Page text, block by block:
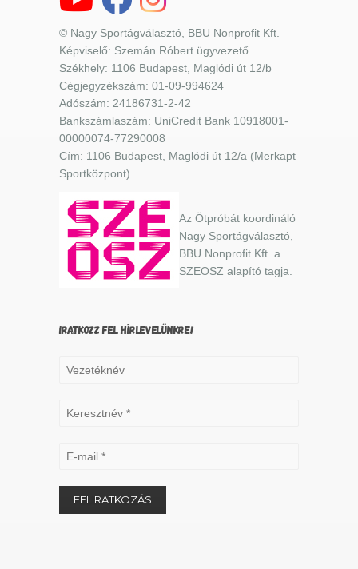
© Nagy Sportágválasztó, BBU Nonprofit Kft.
Képviselő: Szemán Róbert ügyvezető
Székhely: 1106 Budapest, Maglódi út 12/b
Cégjegyzékszám: 01-09-994624
Adószám: 24186731-2-42
Bankszámlaszám: UniCredit Bank 10918001-
00000074-77290008
Cím: 1106 Budapest, Maglódi út 12/a (Merkapt
Sportközpont)
Az Ötpróbát koordináló
Nagy Sportágválasztó,
BBU Nonprofit Kft. a
SZEOSZ alapító tagja.
IRATKOZZ FEL HÍRLEVELÜNKRE!